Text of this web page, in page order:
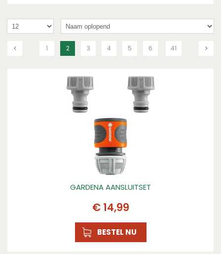
1 2 3 4 5 6 41
GARDENA AANSLUITSET
€ 14,99
BESTEL NU